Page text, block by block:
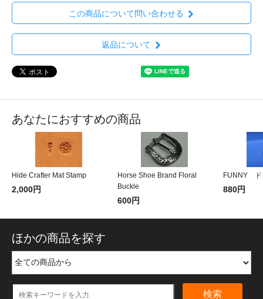
この商品について問い合わせる
返品について
あなたにおすすめの商品
Hide Crafter Mat Stamp
2,000円
Horse Shoe Brand Floral
Buckle
600円
FUNNY ド
880円
ほかの商品を探す
検索